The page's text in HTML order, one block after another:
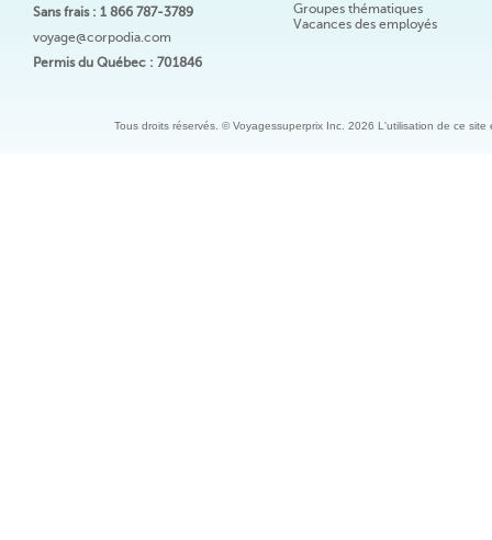
Sans frais : 1 866 787-3789
voyage@corpodia.com
Permis du Québec : 701846
Groupes thématiques
Vacances des employés
Tous droits réservés. © Voyagessuperprix Inc. 2026 L'utilisation de ce